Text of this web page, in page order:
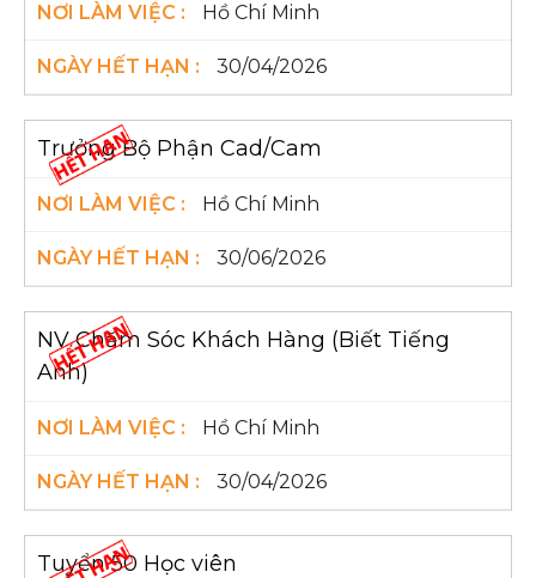
Hồ Chí Minh
30/04/2026
Trưởng Bộ Phận Cad/Cam
Hồ Chí Minh
30/06/2026
NV Chăm Sóc Khách Hàng (Biết Tiếng
Anh)
Hồ Chí Minh
30/04/2026
Tuyển 50 Học viên